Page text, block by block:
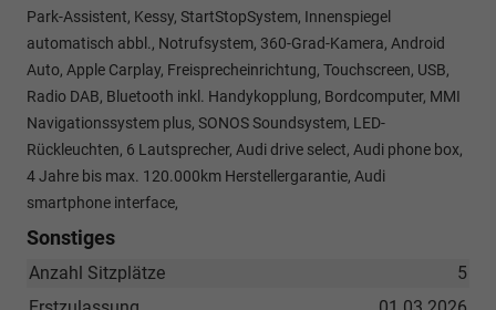
Park-Assistent, Kessy, StartStopSystem, Innenspiegel
automatisch abbl., Notrufsystem, 360-Grad-Kamera, Android
Auto, Apple Carplay, Freisprecheinrichtung, Touchscreen, USB,
Radio DAB, Bluetooth inkl. Handykopplung, Bordcomputer, MMI
Navigationssystem plus, SONOS Soundsystem, LED-
Rückleuchten, 6 Lautsprecher, Audi drive select, Audi phone box,
4 Jahre bis max. 120.000km Herstellergarantie, Audi
smartphone interface,
Sonstiges
5
Anzahl Sitzplätze